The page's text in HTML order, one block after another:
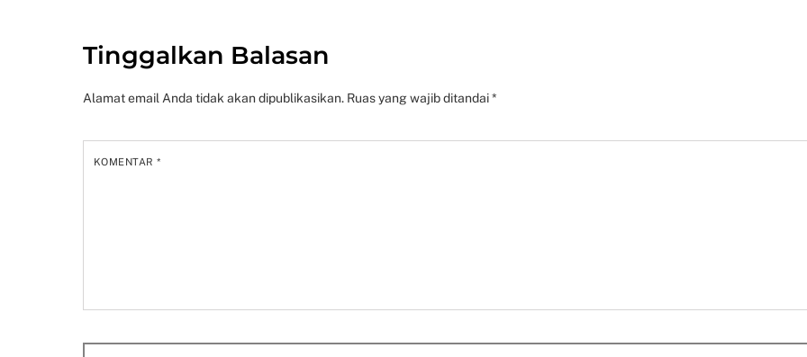
Tinggalkan Balasan
Alamat email Anda tidak akan dipublikasikan. Ruas yang wajib ditandai*
KOMENTAR*